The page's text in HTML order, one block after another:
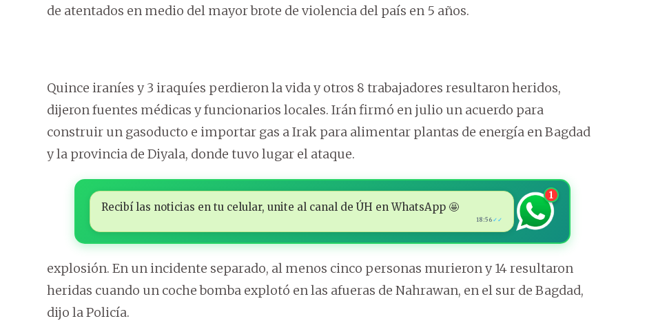
de atentados en medio del mayor brote de violencia del país en 5 años.
Quince iraníes y 3 iraquíes perdieron la vida y otros 8 trabajadores resultaron heridos,
dijeron fuentes médicas y funcionarios locales. Irán firmó en julio un acuerdo para
construir un gasoducto e importar gas a Irak para alimentar plantas de energía en Bagdad
y la provincia de Diyala, donde tuvo lugar el ataque.
Recibí las noticias en tu celular, unite al canal de ÚH en WhatsApp 🤩
18:56 ✓✓
1
explosión. En un incidente separado, al menos cinco personas murieron y 14 resultaron
heridas cuando un coche bomba explotó en las afueras de Nahrawan, en el sur de Bagdad,
dijo la Policía.